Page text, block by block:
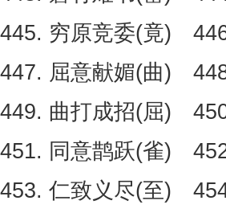
445. 穷原竞委(竟)
447. 屈意献媚(曲)
449. 曲打成招(屈)
451. 同意鹊跃(雀)
453. 仁致义尽(至)